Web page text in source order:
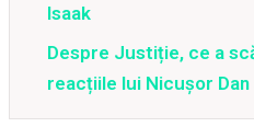
Isaak
Despre Justiție, ce a
reacțiile lui Nicușor Dan